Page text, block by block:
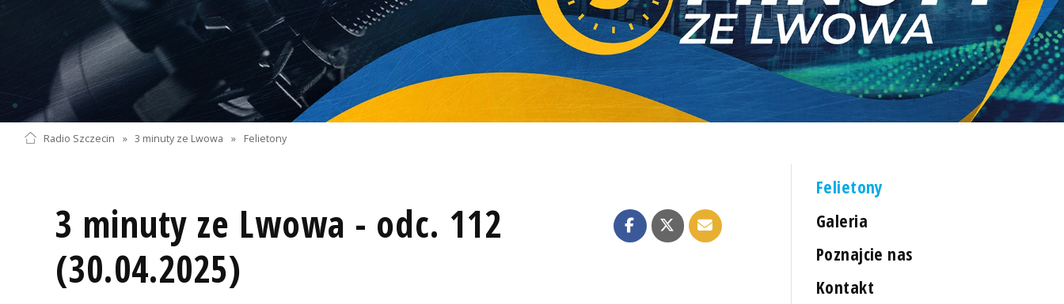
Radio Szczecin » 3 minuty ze Lwowa » Felietony
3 minuty ze Lwowa - odc. 112
(30.04.2025)
Felietony
Galeria
Poznajcie nas
Kontakt